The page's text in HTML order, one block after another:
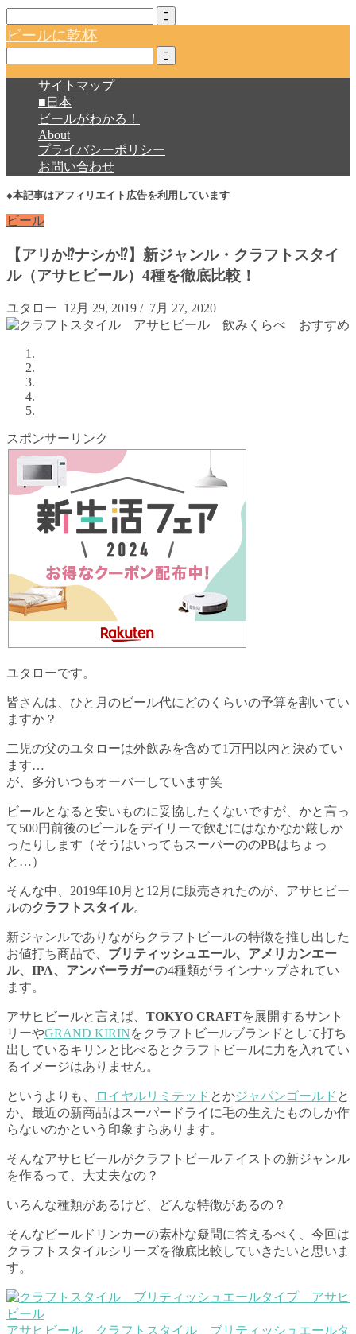
ビールに乾杯
サイトマップ
■日本
ビールがわかる！
About
プライバシーポリシー
お問い合わせ
◆本記事はアフィリエイト広告を利用しています
ビール
【アリか⁉ナシか⁉】新ジャンル・クラフトスタイ
ル（アサヒビール）4種を徹底比較！
ユタロー 12月 29, 2019 / 7月 27, 2020
スポンサーリンク
ユタローです。
皆さんは、ひと月のビール代にどのくらいの予算を割いてい
ますか？
二児の父のユタローは外飲みを含めて1万円以内と決めてい
ます…
が、多分いつもオーバーしています笑
ビールとなると安いものに妥協したくないですが、かと言っ
て500円前後のビールをデイリーで飲むにはなかなか厳しか
ったりします（そうはいってもスーパーののPBはちょっ
と…）
そんな中、2019年10月と12月に販売されたのが、アサヒビー
ルのクラフトスタイル。
新ジャンルでありながらクラフトビールの特徴を推し出した
お値打ち商品で、 ブリティッシュエール、アメリカンエー
ル、IPA、アンバーラガーの4種類がラインナップされてい
ます。
アサヒビールと言えば、 TOKYO CRAFTを展開するサント
リーやGRAND KIRINをクラフトビールブランドとして打ち
出しているキリンと比べるとクラフトビールに力を入れてい
るイメージはありません。
というよりも、 ロイヤルリミテッド とかジャパンゴールド と
か、最近の新商品はスーパードライに毛の生えたものしか作
らないのかという印象すらあります。
そんなアサヒビールがクラフトビールテイストの新ジャンル
を作るって、大丈夫なの？
いろんな種類があるけど、どんな特徴があるの？
そんなビールドリンカーの素朴な疑問に答えるべく、今回は
クラフトスタイルシリーズを徹底比較していきたいと思いま
す。
アサヒビール クラフトスタイル ブリティッシュエールタ